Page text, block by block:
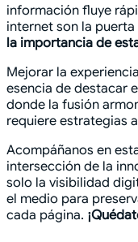
información fluye
internet son la
la importancia de
Mejorar la
esencia de destacar
donde la fusión
requiere estrategias
Acompáñanos en
intersección de la
solo la visibilidad
el medio para
cada página.